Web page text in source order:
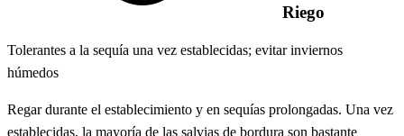
Riego
Tolerantes a la sequía una vez establecidas; evitar inviernos
húmedos
Regar durante el establecimiento y en sequías prolongadas. Una vez
establecidas, la mayoría de las salvias de bordura son bastante